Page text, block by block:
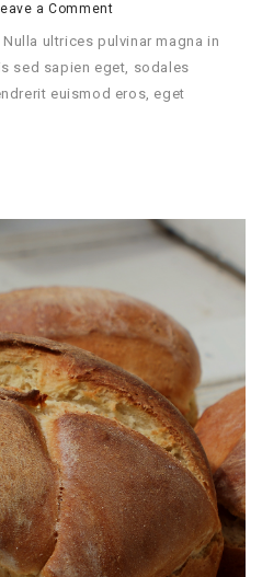
a Comment
ultrices pulvinar magna in
sed sapien eget, sodales
euismod eros, eget